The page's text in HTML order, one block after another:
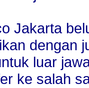
Jakarta
dengan
luar
ke salah